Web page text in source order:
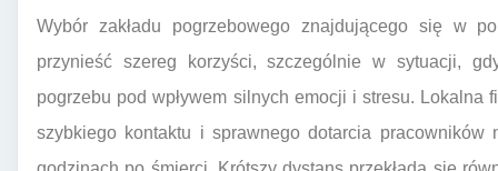
Wybór zakładu pogrzebowego znajdującego się w
przynieść szereg korzyści, szczególnie w sytuacji,
pogrzebu pod wpływem silnych emocji i stresu. Lokalna
szybkiego kontaktu i sprawnego dotarcia